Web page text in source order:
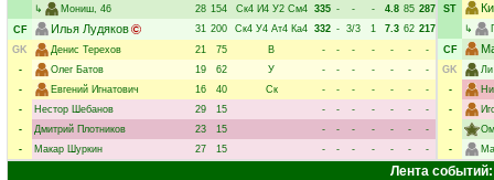
↳
Мониш, 46 28 154 Ск4 И4 У2 См4 335 - - - 4.8 85 287
CF
Илья Лудяков 31 200 Ск4 У4 Ат4 Ка4 332 - 3/3 1 7.3 62 217
GK
Денис Терехов 21 75 В - - - - - -
-
-
Олег Батов 19 62 У - - - - - -
-
-
Евгений Игнатович 16 40 Ск - - - - - -
-
-
Нестор Шебанов 29 15 - - - - - -
-
-
Дмитрий Плотников 23 15 - - - - - -
-
-
Макар Шуркин 27 15 - - - - - - -
ST
↳
CF
GK
Ли
-
-
-
-
Лента событий: